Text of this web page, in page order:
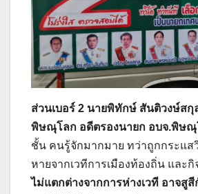
ส่วนเบอร์ 2 นายพิทักษ์ สันติวงษ์สกุ
พิษณุโลก อดีตรองนายก อบจ.พิษณุ
ชั้น คนรู้จักมากมาย ทว่าถูกกระแส
หายจากเวทีการเมืองท้องถิ่น และ
ไม่แตกต่างจากการห่างเวที อาจสู